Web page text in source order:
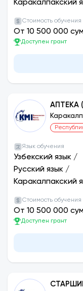
Каракалпакский
Стоимость обучения
От 10 500 000
Доступен грант
АПТЕКА
Язык обучения
Узбекский язык /
Русский язык /
Каракалпакский
Стоимость обучения
От 10 500 000
Доступен грант